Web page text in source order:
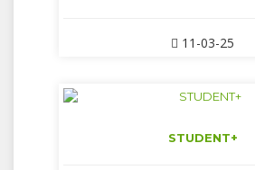
11-03-25
STUDENT+